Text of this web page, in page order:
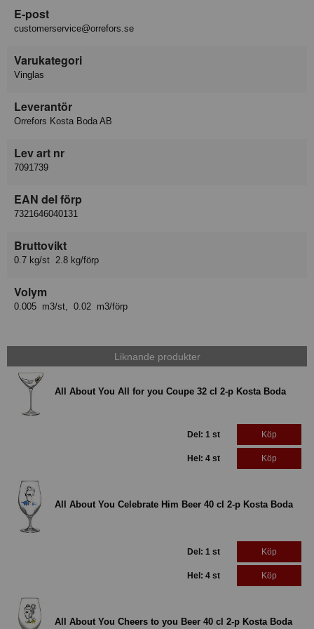
E-post
customerservice@orrefors.se
Varukategori
Vinglas
Leverantör
Orrefors Kosta Boda AB
Lev art nr
7091739
EAN del förp
7321646040131
Bruttovikt
0.7 kg/st 2.8 kg/förp
Volym
0.005 m3/st, 0.02 m3/förp
Liknande produkter
All About You All for you Coupe 32 cl 2-p Kosta Boda
Del: 1 st Köp
Hel: 4 st Köp
All About You Celebrate Him Beer 40 cl 2-p Kosta Boda
Del: 1 st Köp
Hel: 4 st Köp
All About You Cheers to you Beer 40 cl 2-p Kosta Boda